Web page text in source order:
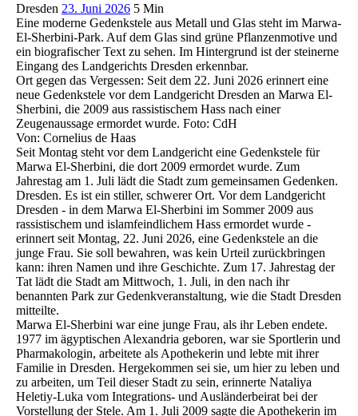
Dresden 23. Juni 2026 5 Min
Eine moderne Gedenkstele aus Metall und Glas steht im Marwa-
El-Sherbini-Park. Auf dem Glas sind grüne Pflanzenmotive und
ein biografischer Text zu sehen. Im Hintergrund ist der steinerne
Eingang des Landgerichts Dresden erkennbar.
Ort gegen das Vergessen: Seit dem 22. Juni 2026 erinnert eine
neue Gedenkstele vor dem Landgericht Dresden an Marwa El-
Sherbini, die 2009 aus rassistischem Hass nach einer
Zeugenaussage ermordet wurde. Foto: CdH
Von: Cornelius de Haas
Seit Montag steht vor dem Landgericht eine Gedenkstele für
Marwa El-Sherbini, die dort 2009 ermordet wurde. Zum
Jahrestag am 1. Juli lädt die Stadt zum gemeinsamen Gedenken.
Dresden. Es ist ein stiller, schwerer Ort. Vor dem Landgericht
Dresden - in dem Marwa El-Sherbini im Sommer 2009 aus
rassistischem und islamfeindlichem Hass ermordet wurde -
erinnert seit Montag, 22. Juni 2026, eine Gedenkstele an die
junge Frau. Sie soll bewahren, was kein Urteil zurückbringen
kann: ihren Namen und ihre Geschichte. Zum 17. Jahrestag der
Tat lädt die Stadt am Mittwoch, 1. Juli, in den nach ihr
benannten Park zur Gedenkveranstaltung, wie die Stadt Dresden
mitteilte.
Marwa El-Sherbini war eine junge Frau, als ihr Leben endete.
1977 im ägyptischen Alexandria geboren, war sie Sportlerin und
Pharmakologin, arbeitete als Apothekerin und lebte mit ihrer
Familie in Dresden. Hergekommen sei sie, um hier zu leben und
zu arbeiten, um Teil dieser Stadt zu sein, erinnerte Nataliya
Heletiy-Luka vom Integrations- und Ausländerbeirat bei der
Vorstellung der Stele. Am 1. Juli 2009 sagte die Apothekerin im